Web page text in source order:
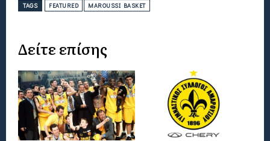
TAGS FEATURED MAROUSSI BASKET
Δείτε επίσης